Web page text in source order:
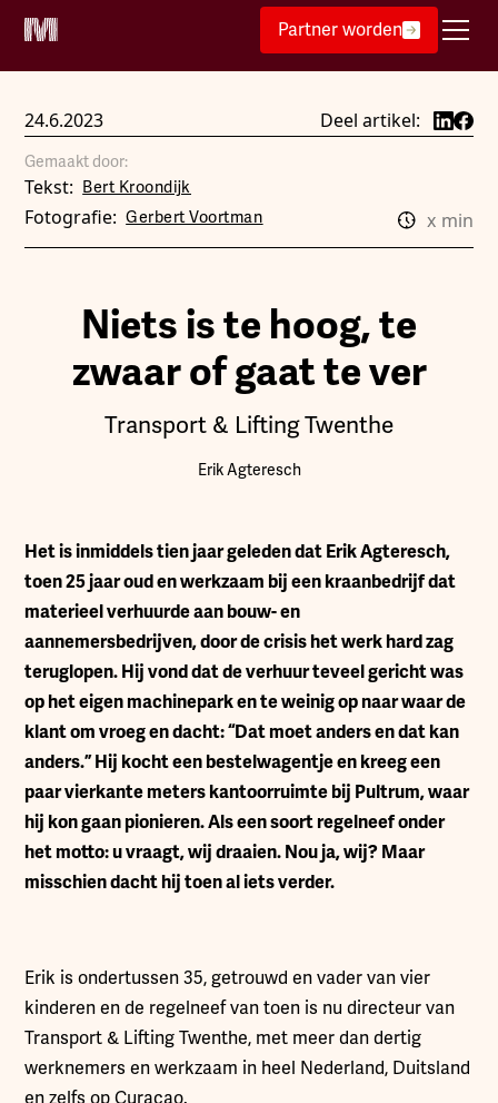
Partner worden
24.6.2023 Deel artikel:
Gemaakt door:
Tekst: Bert Kroondijk
Fotografie: Gerbert Voortman x min
Niets is te hoog, te
zwaar of gaat te ver
Transport & Lifting Twenthe
Erik Agteresch
Het is inmiddels tien jaar geleden dat Erik Agteresch,
toen 25 jaar oud en werkzaam bij een kraanbedrijf dat
materieel verhuurde aan bouw- en
aannemersbedrijven, door de crisis het werk hard zag
teruglopen. Hij vond dat de verhuur teveel gericht was
op het eigen machinepark en te weinig op naar waar de
klant om vroeg en dacht: “Dat moet anders en dat kan
anders.” Hij kocht een bestelwagentje en kreeg een
paar vierkante meters kantoorruimte bij Pultrum, waar
hij kon gaan pionieren. Als een soort regelneef onder
het motto: u vraagt, wij draaien. Nou ja, wij? Maar
misschien dacht hij toen al iets verder.
Erik is ondertussen 35, getrouwd en vader van vier
kinderen en de regelneef van toen is nu directeur van
Transport & Lifting Twenthe, met meer dan dertig
werknemers en werkzaam in heel Nederland, Duitsland
en zelfs op Curaçao.